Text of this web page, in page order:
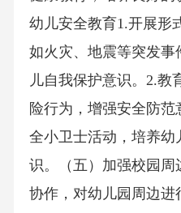
幼儿安全教育1.开展形
如火灾、地震等突发事
儿自我保护意识。2.教
险行为，增强安全防
全小卫士活动，培养幼
识。（五）加强校园周
协作，对幼儿园周边进